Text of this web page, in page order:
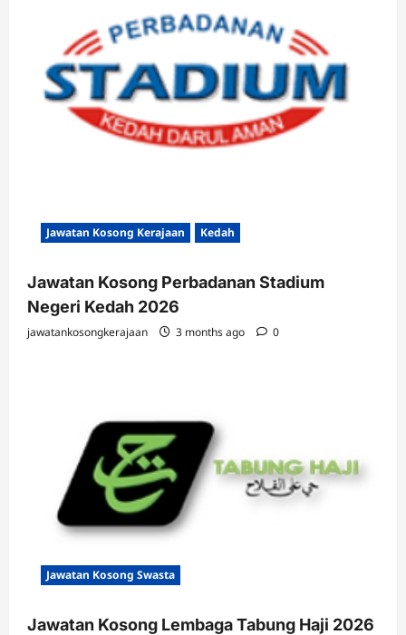
Jawatan Kosong Kerajaan Kedah
Jawatan Kosong Perbadanan Stadium
Negeri Kedah 2026
jawatankosongkerajaan 3 months ago 0
Jawatan Kosong Swasta
Jawatan Kosong Lembaga Tabung Haji 2026